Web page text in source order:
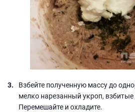
Взбейте полученную массу до
мелко нарезанный укроп,
Перемешайте и охладите.